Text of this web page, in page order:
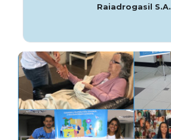
Raiadrogasil S.A.